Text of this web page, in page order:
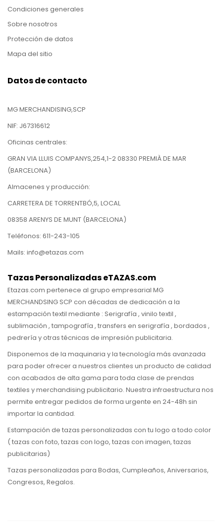
Condiciones generales
Sobre nosotros
Protección de datos
Mapa del sitio
Datos de contacto
MG MERCHANDISING,SCP
NIF: J67316612
Oficinas centrales:
GRAN VIA LLUIS COMPANYS,254,1-2 08330 PREMIÀ DE MAR
(BARCELONA)
Almacenes y producción:
CARRETERA DE TORRENTBÓ,5, LOCAL
08358 ARENYS DE MUNT (BARCELONA)
Teléfonos: 611-243-105
Mails: info@etazas.com
Tazas Personalizadas eTAZAS.com
Etazas.com pertenece al grupo empresarial MG
MERCHANDSING SCP con décadas de dedicación a la
estampación textil mediante : Serigrafía , vinilo textil ,
sublimación , tampografía , transfers en serigrafía , bordados ,
pedrería y otras técnicas de impresión publicitaria.
Disponemos de la maquinaria y la tecnología más avanzada
para poder ofrecer a nuestros clientes un producto de calidad
con acabados de alta gama para toda clase de prendas
textiles y merchandising publicitario. Nuestra infraestructura nos
permite entregar pedidos de forma urgente en 24-48h sin
importar la cantidad.
Estampación de tazas personalizadas con tu logo a todo color
( tazas con foto, tazas con logo, tazas con imagen, tazas
publicitarias)
Tazas personalizadas para Bodas, Cumpleaños, Aniversarios,
Congresos, Regalos.